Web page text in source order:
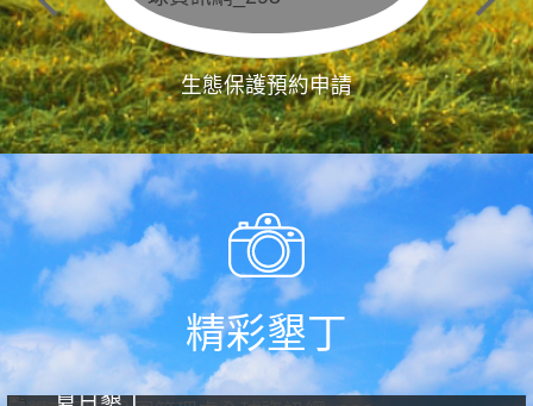
生態保護預約申請
精彩墾丁